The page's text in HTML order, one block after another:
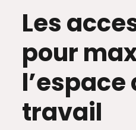
Les
pour
l’espace
travail